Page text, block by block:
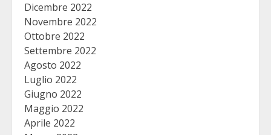
Dicembre 2022
Novembre 2022
Ottobre 2022
Settembre 2022
Agosto 2022
Luglio 2022
Giugno 2022
Maggio 2022
Aprile 2022